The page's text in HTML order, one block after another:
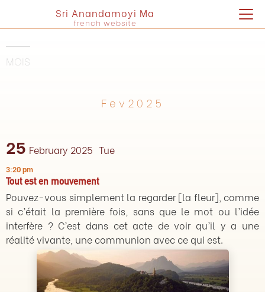
Sri Anandamoyi Ma
french website
MOIS
Fev2025
25 February 2025 Tue
3:20 pm
Tout est en mouvement
Pouvez-vous simplement la regarder [la fleur], comme
si c’était la première fois, sans que le mot ou l’idée
interfère ? C’est dans cet acte de voir qu’il y a une
réalité vivante, une communion avec ce qui est.